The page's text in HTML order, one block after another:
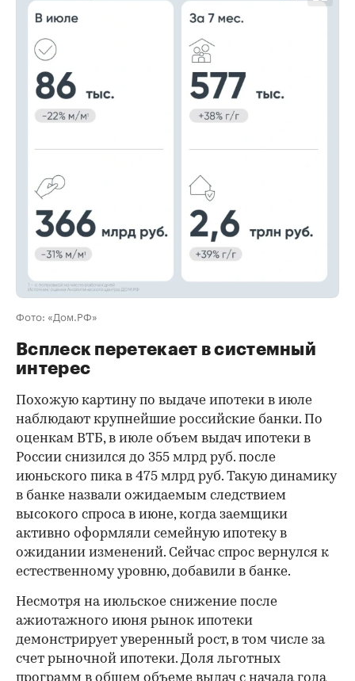
Фото: «Дом.РФ»
Всплеск перетекает в системный
интерес
Похожую картину по выдаче ипотеки в июле
наблюдают крупнейшие российские банки. По
оценкам ВТБ, в июле объем выдач ипотеки в
России снизился до 355 млрд руб. после
июньского пика в 475 млрд руб. Такую динамику
в банке назвали ожидаемым следствием
высокого спроса в июне, когда заемщики
активно оформляли семейную ипотеку в
ожидании изменений. Сейчас спрос вернулся к
естественному уровню, добавили в банке.
Несмотря на июльское снижение после
ажиотажного июня рынок ипотеки
демонстрирует уверенный рост, в том числе за
счет рыночной ипотеки. Доля льготных